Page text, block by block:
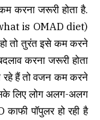
करना जरूरी होता है.
is OMAD diet)
हो तो तुरंत इसे कम करने
करना जरूरी होता
रहे हैं तो वजन कम करने
लिए लोग अलग-अलग
पॉपुलर हो रही है